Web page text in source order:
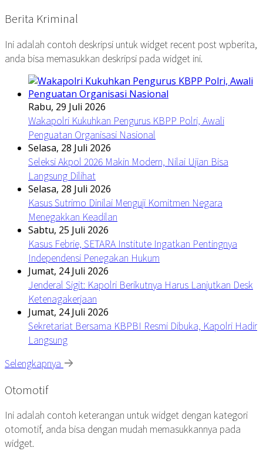
Berita Kriminal
Ini adalah contoh deskripsi untuk widget recent post wpberita,
anda bisa memasukkan deskripsi pada widget ini.
Rabu, 29 Juli 2026
Wakapolri Kukuhkan Pengurus KBPP Polri, Awali
Penguatan Organisasi Nasional
Selasa, 28 Juli 2026
Seleksi Akpol 2026 Makin Modern, Nilai Ujian Bisa
Langsung Dilihat
Selasa, 28 Juli 2026
Kasus Sutrimo Dinilai Menguji Komitmen Negara
Menegakkan Keadilan
Sabtu, 25 Juli 2026
Kasus Febrie, SETARA Institute Ingatkan Pentingnya
Independensi Penegakan Hukum
Jumat, 24 Juli 2026
Jenderal Sigit: Kapolri Berikutnya Harus Lanjutkan Desk
Ketenagakerjaan
Jumat, 24 Juli 2026
Sekretariat Bersama KBPBI Resmi Dibuka, Kapolri Hadir
Langsung
Selengkapnya
Otomotif
Ini adalah contoh keterangan untuk widget dengan kategori
otomotif, anda bisa dengan mudah memasukkannya pada
widget.